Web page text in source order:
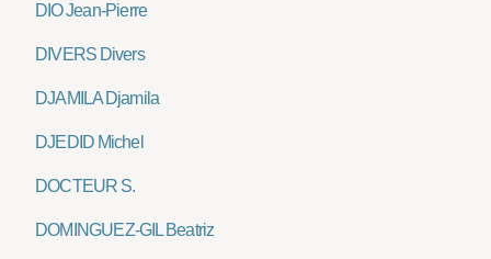
DIO Jean-Pierre
DIVERS Divers
DJAMILA Djamila
DJEDID Michel
DOCTEUR S.
DOMINGUEZ-GIL Beatriz